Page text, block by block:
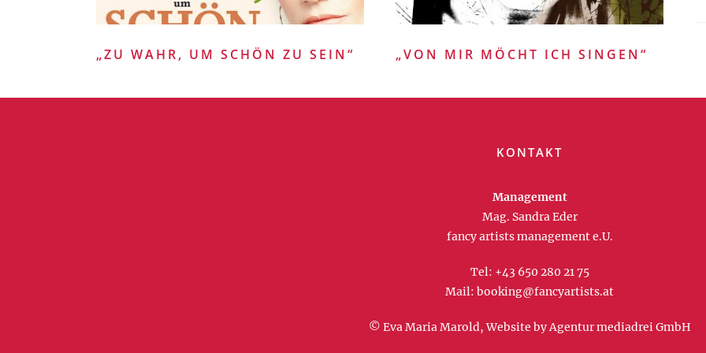
„ZU WAHR, UM SCHÖN ZU SEIN“ „VON MIR MÖCHT ICH SINGEN“
KONTAKT
Management
Mag. Sandra Eder
fancy artists management e.U.
Tel: +43 650 280 21 75
Mail: booking@fancyartists.at
© Eva Maria Marold, Website byAgentur mediadrei GmbH